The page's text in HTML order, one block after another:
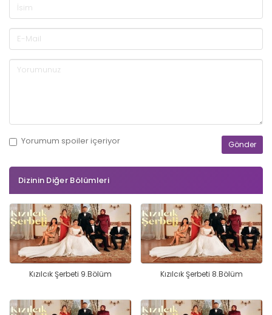
Yorumum spoileriçeriyor
Dizinin Diğer Bölümleri
Kızılcık Şerbeti 9.Bölüm Kızılcık Şerbeti 8.Bölüm